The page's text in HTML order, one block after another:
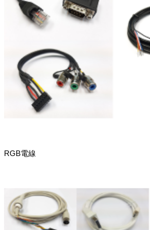
RGB電線